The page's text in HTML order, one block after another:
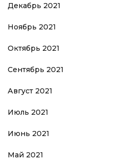
Декабрь 2021
Ноябрь 2021
Октябрь 2021
Сентябрь 2021
Август 2021
Июль 2021
Июнь 2021
Май 2021